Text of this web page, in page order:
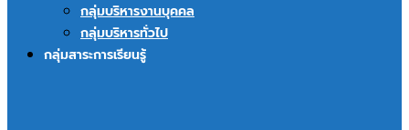
กลุ่มบริหารงานบุคคล
กลุ่มบริหารทั่วไป
กลุ่มสาระการเรียนรู้